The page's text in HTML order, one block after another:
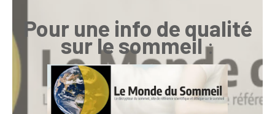
Pour une info de qualité
sur le sommeil: